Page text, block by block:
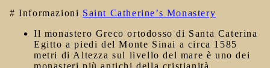
# Informazioni Saint Catherine’s Monastery
Il monastero Greco ortodosso di Santa Caterina
Egitto a piedi del Monte Sinai a circa 1585
metri di Altezza sul livello del mare è uno dei
monasteri più antichi della cristianità.